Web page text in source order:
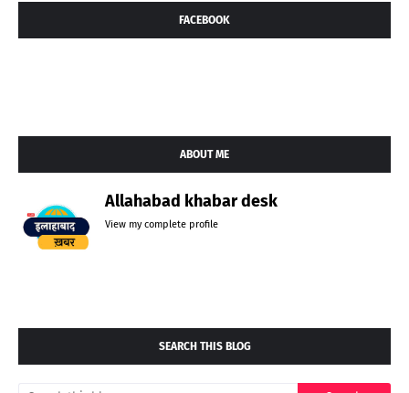
FACEBOOK
ABOUT ME
Allahabad khabar desk
View my complete profile
SEARCH THIS BLOG